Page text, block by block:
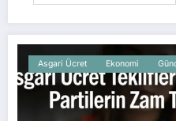
Asgari Ücret Ekonomi